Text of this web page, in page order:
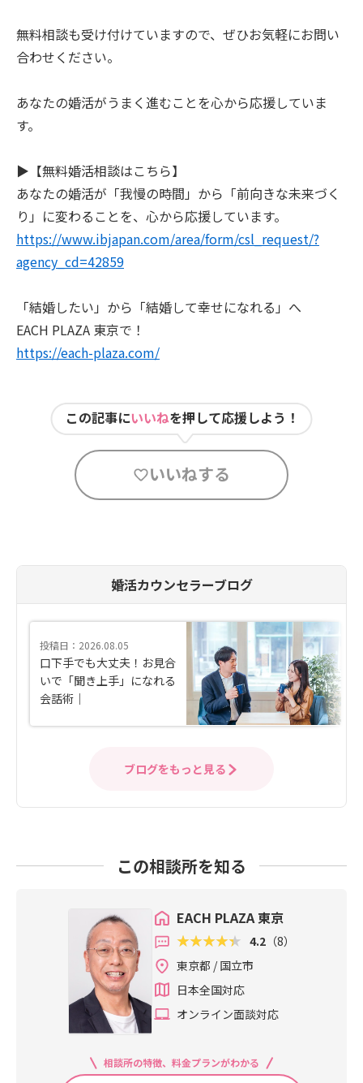
無料相談も受け付けていますので、ぜひお気軽にお問い
合わせください。
あなたの婚活がうまく進むことを心から応援していま
す。
▶【無料婚活相談はこちら】
あなたの婚活が「我慢の時間」から「前向きな未来づく
り」に変わることを、心から応援しています。
https://www.ibjapan.com/area/form/csl_request/?
agency_cd=42859
「結婚したい」から「結婚して幸せになれる」へ
EACH PLAZA 東京で！
https://each-plaza.com/
この記事にいいねを押して応援しよう！
いいねする
婚活カウンセラーブログ
投稿日：2026.08.05
口下手でも大丈夫！お見合
いで「聞き上手」になれる
会話術｜
ブログをもっと見る
この相談所を知る
EACH PLAZA 東京
4.2 （8）
東京都 / 国立市
日本全国対応
オンライン面談対応
相談所の特徴、料金プランがわかる